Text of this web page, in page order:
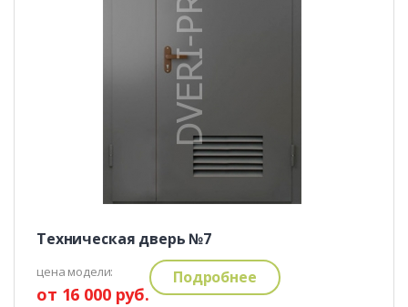
Техническая дверь №7
цена модели:
от 16 000 руб.
Подробнее